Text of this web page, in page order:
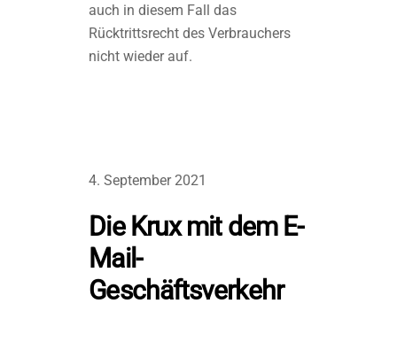
auch in diesem Fall das
Rücktrittsrecht des Verbrauchers
nicht wieder auf.
4. September 2021
Die Krux mit dem E-
Mail-
Geschäftsverkehr